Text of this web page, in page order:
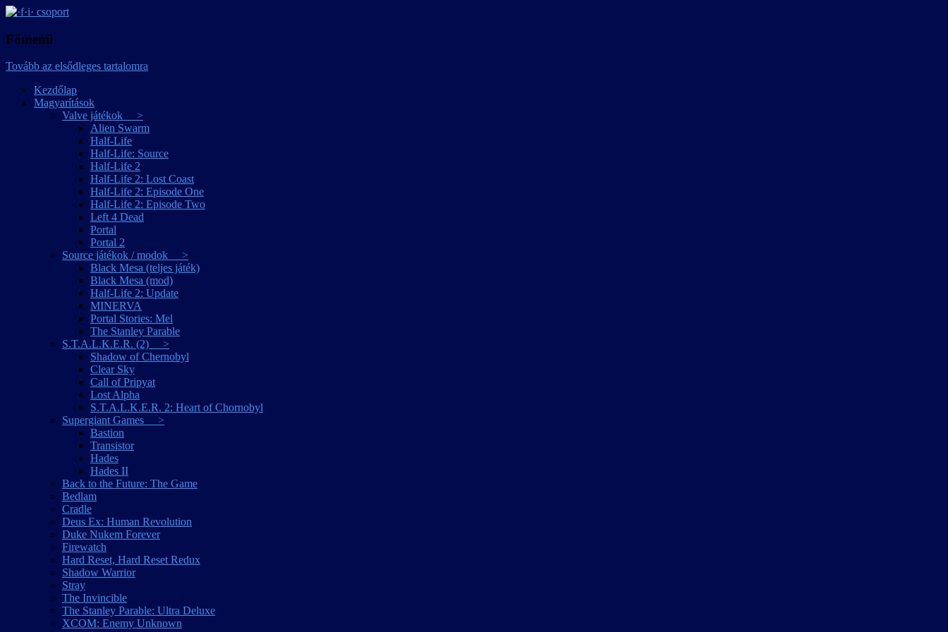
·f·i· csoport
Főmenü
Tovább az elsődleges tartalomra
Kezdőlap
Magyarítások
Valve játékok >
Alien Swarm
Half-Life
Half-Life: Source
Half-Life 2
Half-Life 2: Lost Coast
Half-Life 2: Episode One
Half-Life 2: Episode Two
Left 4 Dead
Portal
Portal 2
Source játékok / modok >
Black Mesa (teljes játék)
Black Mesa (mod)
Half-Life 2: Update
MINERVA
Portal Stories: Mel
The Stanley Parable
S.T.A.L.K.E.R. (2) >
Shadow of Chernobyl
Clear Sky
Call of Pripyat
Lost Alpha
S.T.A.L.K.E.R. 2: Heart of Chornobyl
Supergiant Games >
Bastion
Transistor
Hades
Hades II
Back to the Future: The Game
Bedlam
Cradle
Deus Ex: Human Revolution
Duke Nukem Forever
Firewatch
Hard Reset, Hard Reset Redux
Shadow Warrior
Stray
The Invincible
The Stanley Parable: Ultra Deluxe
XCOM: Enemy Unknown